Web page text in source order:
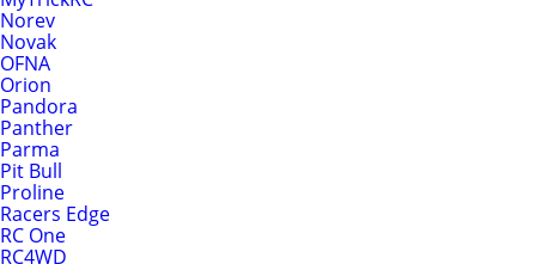
Norev
Novak
OFNA
Orion
Pandora
Panther
Parma
Pit Bull
Proline
Racers Edge
RC One
RC4WD